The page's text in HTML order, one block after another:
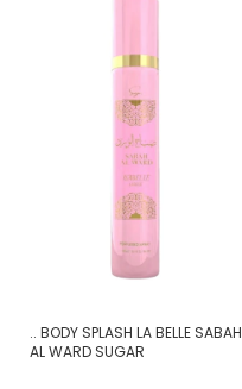
.. BODY SPLASH LA BELLE SABAH
AL WARD SUGAR